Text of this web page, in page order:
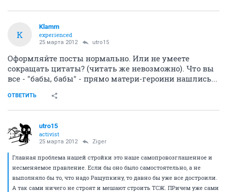
K
Klamm
experienced
25 марта 2012 utro15
Оформляйте посты нормально. Или не умеете
сокращать цитаты? (читать же невозможно). Что вы
все - "бабы, бабы" - прямо матери-героини нашлись...
ОТВЕТИТЬ
utro15
activist
25 марта 2012 Ziger
Главная проблема нашей стройки это наше самопровозглашенное и
несменяемое правление. Если бы оно было самостоятельно, а не
выполняло бы то, что надо Ращупкину, то давно бы уже все достроили.
А так сами ничего не строят и мешают строить ТСЖ. ПРичем уже сами